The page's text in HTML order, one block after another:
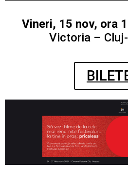
Vineri, 15 nov, ora
Victoria –